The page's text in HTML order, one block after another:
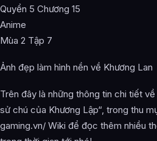
Quyển 5 Chương 15
Anime
Mùa 2 Tập 7
Ảnh đẹp làm hình nền về Khương Lan
Trên đây là những thông tin chi tiết
sử chú của Khương Lập“, trong thu
gaming.vn/ Wiki để đọc thêm nhiều